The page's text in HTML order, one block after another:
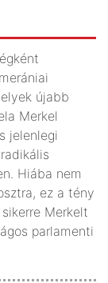
újabb
Merkel
jelenlegi
Hiába nem
ez a tény
Merkelt
parlamenti